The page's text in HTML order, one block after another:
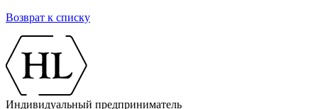
Возврат к списку
Индивидуальный предприниматель